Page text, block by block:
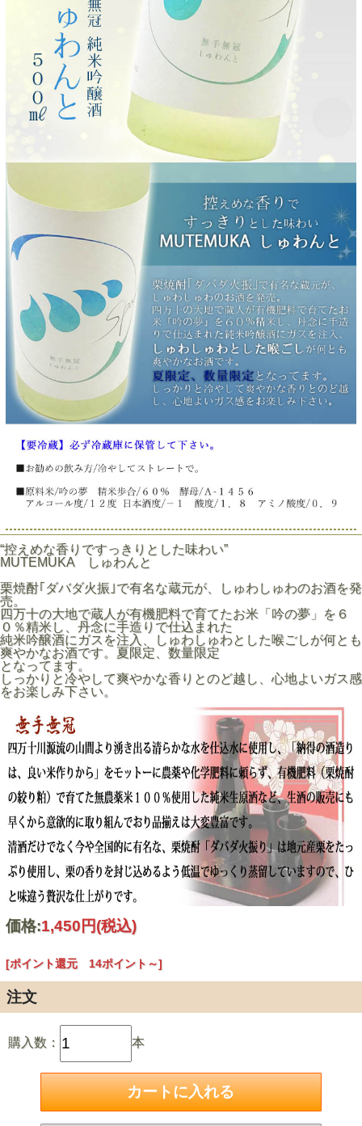
“控えめな香りですっきりとした味わい”
MUTEMUKA しゅわんと
栗焼酎｢ダバダ火振｣で有名な蔵元が、しゅわしゅわのお酒を発
売。
四万十の大地で蔵人が有機肥料で育てたお米「吟の夢」を６
０％精米し、丹念に手造りで仕込まれた
純米吟醸酒にガスを注入、しゅわしゅわとした喉ごしが何とも
爽やかなお酒です。夏限定、数量限定
となってます。
しっかりと冷やして爽やかな香りとのど越し、心地よいガス感
をお楽しみ下さい。
価格:1,450円(税込)
[ポイント還元 14ポイント～]
注文
購入数： 本